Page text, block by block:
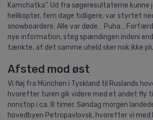
Kamchatka”. Ud fra søgeresultaterne kunne
helikopter, fem dage tidligere, var styrtet
snowboardere. Alle var døde… Puha…
nye information, steg spændingen indeni
tænkte, at det samme uheld sker nok ikke
Afsted mod øst
Vi fløj fra München i Tyskland til Ruslands
hvorefter turen gik videre med et andet fly
nonstop i ca. 8 timer. Søndag morgen
hovedbyen Petropavlovsk, hvorefter vi med